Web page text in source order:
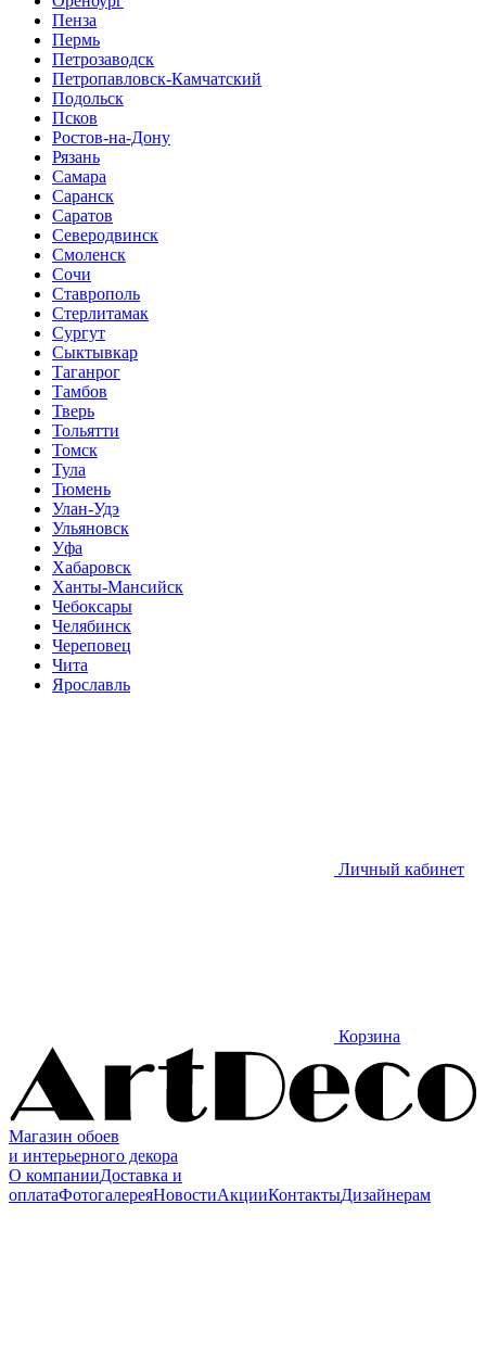
Пенза
Пермь
Петрозаводск
Петропавловск-Камчатский
Подольск
Псков
Ростов-на-Дону
Рязань
Самара
Саранск
Саратов
Северодвинск
Смоленск
Сочи
Ставрополь
Стерлитамак
Сургут
Сыктывкар
Таганрог
Тамбов
Тверь
Тольятти
Томск
Тула
Тюмень
Улан-Удэ
Ульяновск
Уфа
Хабаровск
Ханты-Мансийск
Чебоксары
Челябинск
Череповец
Чита
Ярославль
Личный кабинет
Корзина
Магазин обоев
и интерьерного декора
О компанииДоставка и
оплатаФотогалереяНовостиАкцииКонтактыДизайнерам